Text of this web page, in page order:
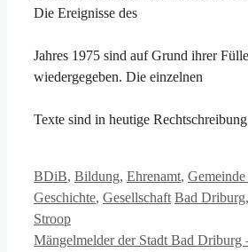
Die Ereignisse des
Jahres 1975 sind auf Grund ihrer
wiedergegeben. Die einzelnen
Texte sind in heutige
Kategorien
BDiB, Bildung, Ehrenamt,
Geschichte, Gesellschaft Schlagwörter
Bad Driburg,
Stroop
Mängelmelder der Stadt Bad Driburg